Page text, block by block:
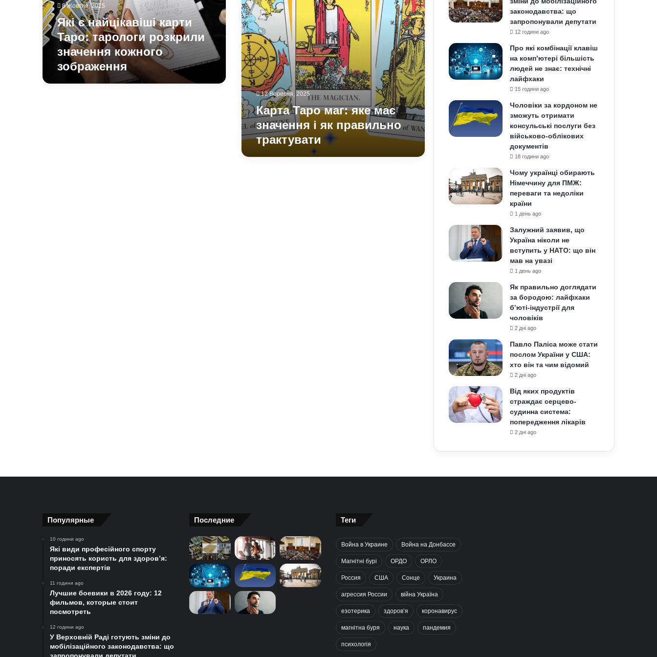
розкрили
значення
кожного
зображення
8 Жовтня, 2025
Які є найцікавіші карти
Таро: тарологи розкрили
значення кожного
зображення
і
як
правильно
трактувати
12 Вересня, 2025
Карта Таро маг: яке має
значення і як правильно
трактувати
законодавства: що
запропонували депутати
12 години ago
Про які комбінації клавіш
на комп’ютері більшість
людей не знає: технічні
лайфхаки
15 години ago
Чоловіки за кордоном не
зможуть отримати
консульські послуги без
військово-облікових
документів
18 години ago
Чому українці обирають
Німеччину для ПМЖ:
переваги та недоліки
країни
1 день ago
Залужний заявив, що
Україна ніколи не
вступить у НАТО: що він
мав на увазі
1 день ago
Як правильно доглядати
за бородою: лайфхаки
б’юті-індустрії для
чоловіків
2 дні ago
Павло Паліса може стати
послом України у США:
хто він та чим відомий
2 дні ago
Від яких продуктів
страждає серцево-
судинна система:
попередження лікарів
2 дні ago
Популярные
10 години ago
Які види професійного спорту
приносять користь для здоров’я:
поради експертів
11 години ago
Лучшие боевики в 2026 году: 12
фильмов, которые стоит
посмотреть
12 години ago
У Верховній Раді готують зміни до
мобілізаційного законодавства: що
Последние Теги
Война в Украине Война на Донбассе
Магнітні бурі ОРДО ОРЛО
Россия США Сонце Украина
агрессия России війна Україна
езотерика здоров’я коронавирус
магнітна буря наука пандемия
психологія